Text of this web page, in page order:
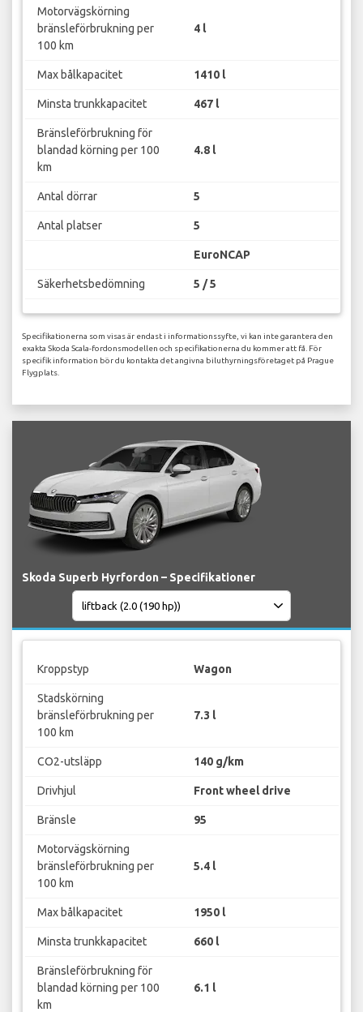
Motorvägskörning
bränsleförbrukning per
100 km
4 l
Max bålkapacitet 1410 l
Minsta trunkkapacitet 467 l
Bränsleförbrukning för
blandad körning per 100
km
4.8 l
Antal dörrar 5
Antal platser 5
EuroNCAP
Säkerhetsbedömning 5 / 5
Specifikationerna som visas är endast i informationssyfte, vi kan inte garantera den
exakta Skoda Scala-fordonsmodellen och specifikationerna du kommer att få. För
specifik information bör du kontakta det angivna biluthyrningsföretaget på Prague
Flygplats.
Skoda Superb Hyrfordon – Specifikationer
Kroppstyp Wagon
Stadskörning
bränsleförbrukning per
100 km
7.3 l
CO2-utsläpp 140 g/km
Drivhjul Front wheel drive
Bränsle 95
Motorvägskörning
bränsleförbrukning per
100 km
5.4 l
Max bålkapacitet 1950 l
Minsta trunkkapacitet 660 l
Bränsleförbrukning för
blandad körning per 100
km
6.1 l